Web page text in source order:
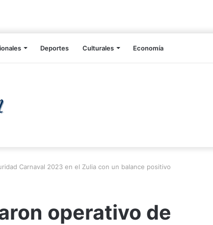
Deportes Culturales Economía
Carnaval 2023 en el Zulia con un balance positivo
operativo de